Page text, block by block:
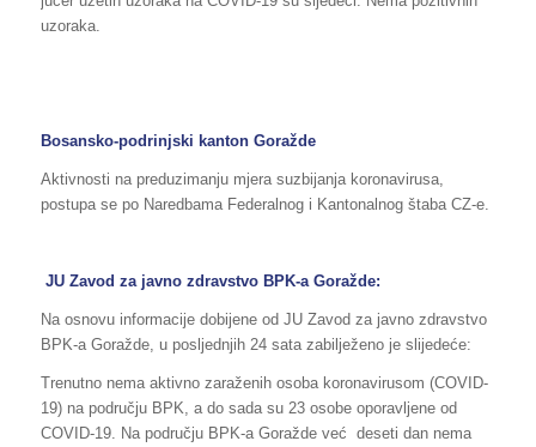
uzoraka.
Bosansko-podrinjski kanton Goražde
Aktivnosti na preduzimanju mjera suzbijanja koronavirusa,
postupa se po Naredbama Federalnog i Kantonalnog štaba CZ-e.
JU Zavod za javno zdravstvo BPK-a Goražde:
Na osnovu informacije dobijene od JU Zavod za javno zdravstvo
BPK-a Goražde, u posljednjih 24 sata zabilježeno je slijedeće:
Trenutno nema aktivno zaraženih osoba koronavirusom (COVID-
19) na području BPK, a do sada su 23 osobe oporavljene od
COVID-19. Na području BPK-a Goražde već deseti dan nema